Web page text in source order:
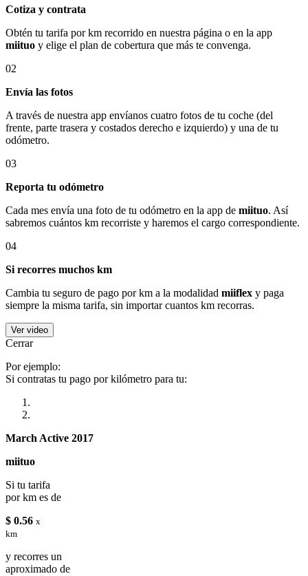
Cotiza y contrata
Obtén tu tarifa por km recorrido en nuestra página o en la app
miituo y elige el plan de cobertura que más te convenga.
02
Envía las fotos
A través de nuestra app envíanos cuatro fotos de tu coche (del
frente, parte trasera y costados derecho e izquierdo) y una de tu
odómetro.
03
Reporta tu odómetro
Cada mes envía una foto de tu odómetro en la app de miituo. Así
sabremos cuántos km recorriste y haremos el cargo correspondiente.
04
Si recorres muchos km
Cambia tu seguro de pago por km a la modalidad miiflex y paga
siempre la misma tarifa, sin importar cuantos km recorras.
Ver video
Cerrar
Por ejemplo:
Si contratas tu pago por kilómetro para tu:
March Active 2017
miituo
Si tu tarifa
por km es de
$ 0.56 x
km
y recorres un
aproximado de